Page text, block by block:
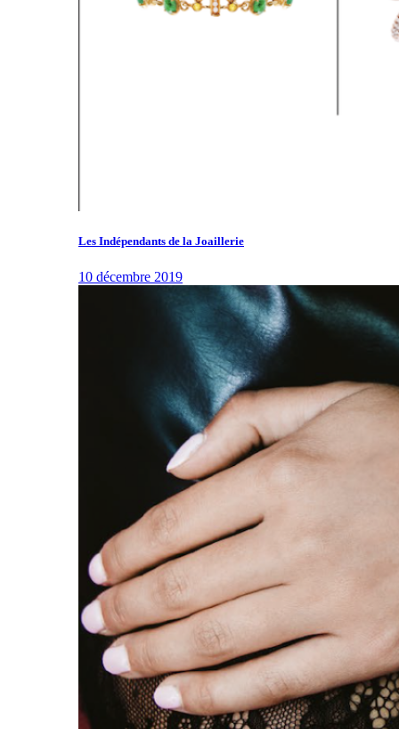
Les Indépendants de la Joaillerie
10 décembre 2019